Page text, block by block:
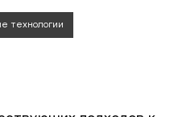
технологии